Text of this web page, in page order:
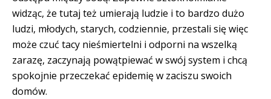
widząc, że tutaj też umierają ludzie i to bardzo dużo
ludzi, młodych, starych, codziennie, przestali się więc
może czuć tacy nieśmiertelni i odporni na wszelką
zarazę, zaczynają powątpiewać w swój system i chcą
spokojnie przeczekać epidemię w zaciszu swoich
domów.